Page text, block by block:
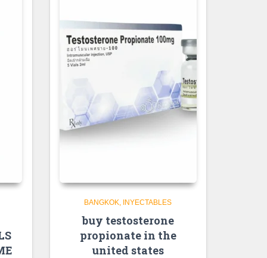
BANGKOK INYECTABLES
buy testosterone
propionate in the
united states